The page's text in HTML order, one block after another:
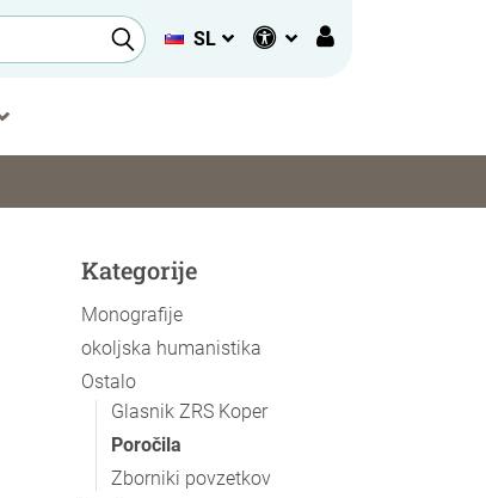
SL
Kategorije
Monografije
okoljska humanistika
Ostalo
Glasnik ZRS Koper
Poročila
Zborniki povzetkov